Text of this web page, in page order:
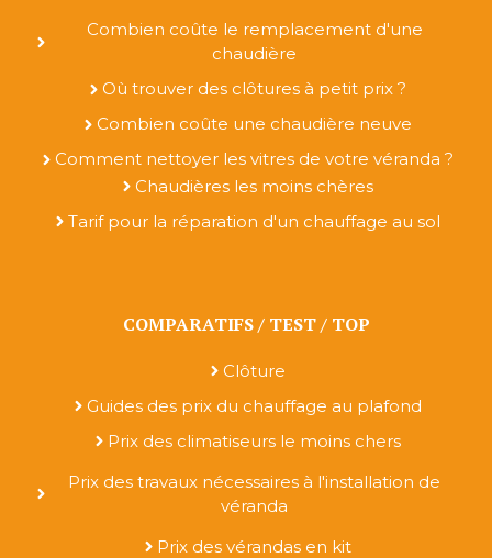
Combien coûte le remplacement d'une
chaudière
Où trouver des clôtures à petit prix ?
Combien coûte une chaudière neuve
Comment nettoyer les vitres de votre véranda ?
Chaudières les moins chères
Tarif pour la réparation d'un chauffage au sol
COMPARATIFS / TEST / TOP
Clôture
Guides des prix du chauffage au plafond
Prix des climatiseurs le moins chers
Prix des travaux nécessaires à l'installation de
véranda
Prix des vérandas en kit